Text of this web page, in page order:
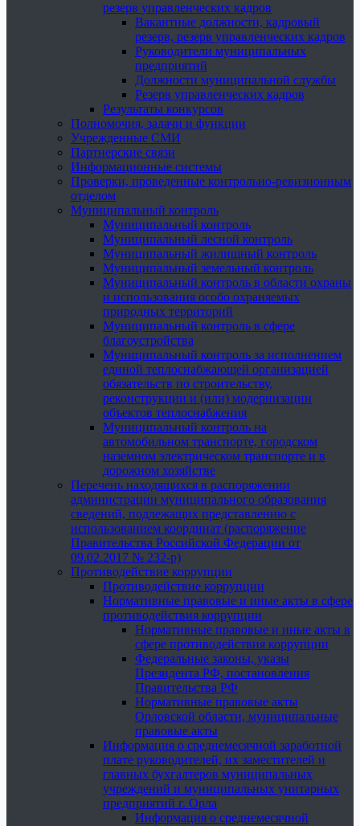
резерв управленческих кадров
Вакантные должности, кадровый
резерв, резерв управленческих кадров
Руководители муниципальных
предприятий
Должности муниципальной службы
Резерв управленческих кадров
Результаты конкурсов
Полномочия, задачи и функции
Учрежденные СМИ
Партнерские связи
Информационные системы
Проверки, проведенные контрольно-ревизионным
отделом
Муниципальный контроль
Муниципальный контроль
Муниципальный лесной контроль
Муниципальный жилищный контроль
Муниципальный земельный контроль
Муниципальный контроль в области охраны
и использования особо охраняемых
природных территорий
Муниципальный контроль в сфере
благоустройства
Муниципальный контроль за исполнением
единой теплоснабжающей организацией
обязательств по строительству,
реконструкции и (или) модернизации
объектов теплоснабжения
Муниципальный контроль на
автомобильном транспорте, городском
наземном электрическом транспорте и в
дорожном хозяйстве
Перечень находящихся в распоряжении
администрации муниципального образования
сведений, подлежащих представлению с
использованием координат (распоряжение
Правительства Российской Федерации от
09.02.2017 № 232-р)
Противодействие коррупции
Противодействие коррупции
Нормативные правовые и иные акты в сфере
противодействия коррупции
Нормативные правовые и иные акты в
сфере противодействия коррупции
Федеральные законы, указы
Президента РФ, постановления
Правительства РФ
Нормативные правовые акты
Орловской области, муниципальные
правовые акты
Информация о среднемесячной заработной
плате руководителей, их заместителей и
главных бухгалтеров муниципальных
учреждений и муниципальных унитарных
предприятий г. Орла
Информация о среднемесячной